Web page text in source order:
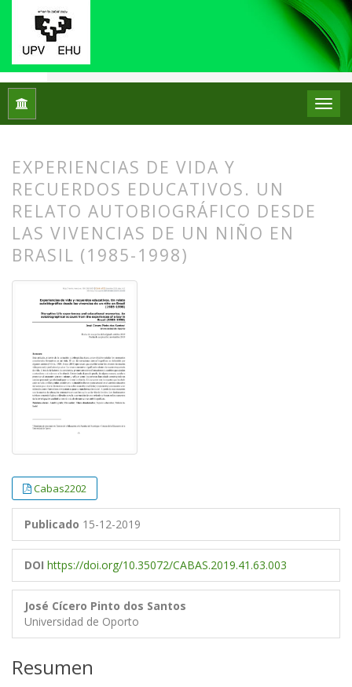
Inicio Núm. 22 (2019): Monográfico: Historias de
EXPERIENCIAS DE VIDA Y
RECUERDOS EDUCATIVOS. UN
RELATO AUTOBIOGRÁFICO DESDE
LAS VIVENCIAS DE UN NIÑO EN
BRASIL (1985-1998)
Cabas2202
Publicado 15-12-2019
DOI https://doi.org/10.35072/CABAS.2019.41.63.003
José Cícero Pinto dos Santos
Universidad de Oporto
Resumen